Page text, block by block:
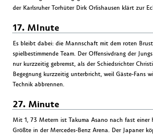
der Karlsruher Torhüter Dirk Orlishausen klärt zur
17. MInute
Es bleibt dabei: die Mannschaft mit dem roten
spielbestimmende Team. Der Offensivdrang der
nur kurzzeitig gebremst, als der Schiedsrichter
Begegnung kurzzeitig unterbricht, weil Gäste-Fans
Technik abbrennen.
27. Minute
Mit 1, 73 Metern ist Takuma Asano nach fast einer
Größte in der Mercedes-Benz Arena. Der Japaner